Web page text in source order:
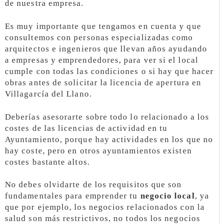
de nuestra empresa.
Es muy importante que tengamos en cuenta y que
consultemos con personas especializadas como
arquitectos e ingenieros que llevan años ayudando
a empresas y emprendedores, para ver si el local
cumple con todas las condiciones o si hay que hacer
obras antes de solicitar la licencia de apertura en
Villagarcía del Llano.
Deberías asesorarte sobre todo lo relacionado a los
costes de las licencias de actividad en tu
Ayuntamiento, porque hay actividades en los que no
hay coste, pero en otros ayuntamientos existen
costes bastante altos.
No debes olvidarte de los requisitos que son
fundamentales para emprender tu negocio local, ya
que por ejemplo, los negocios relacionados con la
salud son más restrictivos, no todos los negocios